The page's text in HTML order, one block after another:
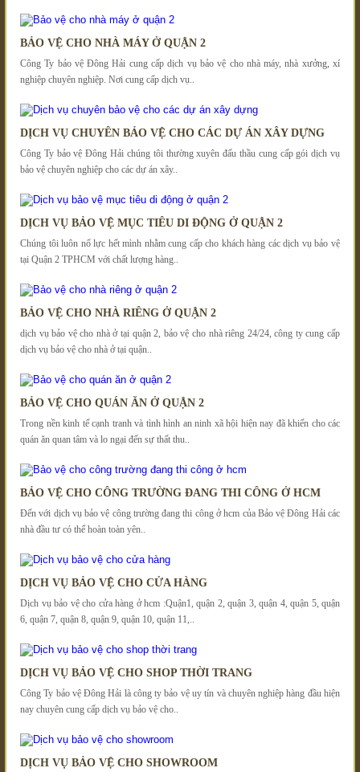
BẢO VỆ CHO NHÀ MÁY Ở QUẬN 2
Công Ty bảo vệ Đông Hải cung cấp dịch vụ bảo vệ cho nhà máy, nhà xưởng, xí
nghiệp chuyên nghiệp. Nơi cung cấp dịch vụ..
DỊCH VỤ CHUYÊN BẢO VỆ CHO CÁC DỰ ÁN XÂY DỰNG
Công Ty bảo vệ Đông Hải chúng tôi thường xuyên đấu thầu cung cấp gói dịch vụ
bảo vệ chuyên nghiệp cho các dự án xây..
DỊCH VỤ BẢO VỆ MỤC TIÊU DI ĐỘNG Ở QUẬN 2
Chúng tôi luôn nổ lực hết mình nhằm cung cấp cho khách hàng các dịch vụ bảo vệ
tại Quận 2 TPHCM với chất lượng hàng..
BẢO VỆ CHO NHÀ RIÊNG Ở QUẬN 2
dịch vụ bảo vệ cho nhà ở tại quận 2, bảo vệ cho nhà riêng 24/24, công ty cung cấp
dịch vụ bảo vệ cho nhà ở tại quận..
BẢO VỆ CHO QUÁN ĂN Ở QUẬN 2
Trong nền kinh tế cạnh tranh và tình hình an ninh xã hội hiện nay đã khiến cho các
quán ăn quan tâm và lo ngại đến sự thất thu..
BẢO VỆ CHO CÔNG TRƯỜNG ĐANG THI CÔNG Ở HCM
Đến với dịch vụ bảo vệ công trường đang thi công ở hcm của Bảo vệ Đông Hải các
nhà đầu tư có thể hoàn toàn yên..
DỊCH VỤ BẢO VỆ CHO CỬA HÀNG
Dịch vụ bảo vệ cho cửa hàng ở hcm :Quận1, quận 2, quận 3, quận 4, quận 5, quận
6, quận 7, quận 8, quận 9, quận 10, quận 11,..
DỊCH VỤ BẢO VỆ CHO SHOP THỜI TRANG
Công Ty bảo vệ Đông Hải là công ty bảo vệ uy tín và chuyên nghiệp hàng đầu hiện
nay chuyên cung cấp dịch vụ bảo vệ cho..
DỊCH VỤ BẢO VỆ CHO SHOWROOM